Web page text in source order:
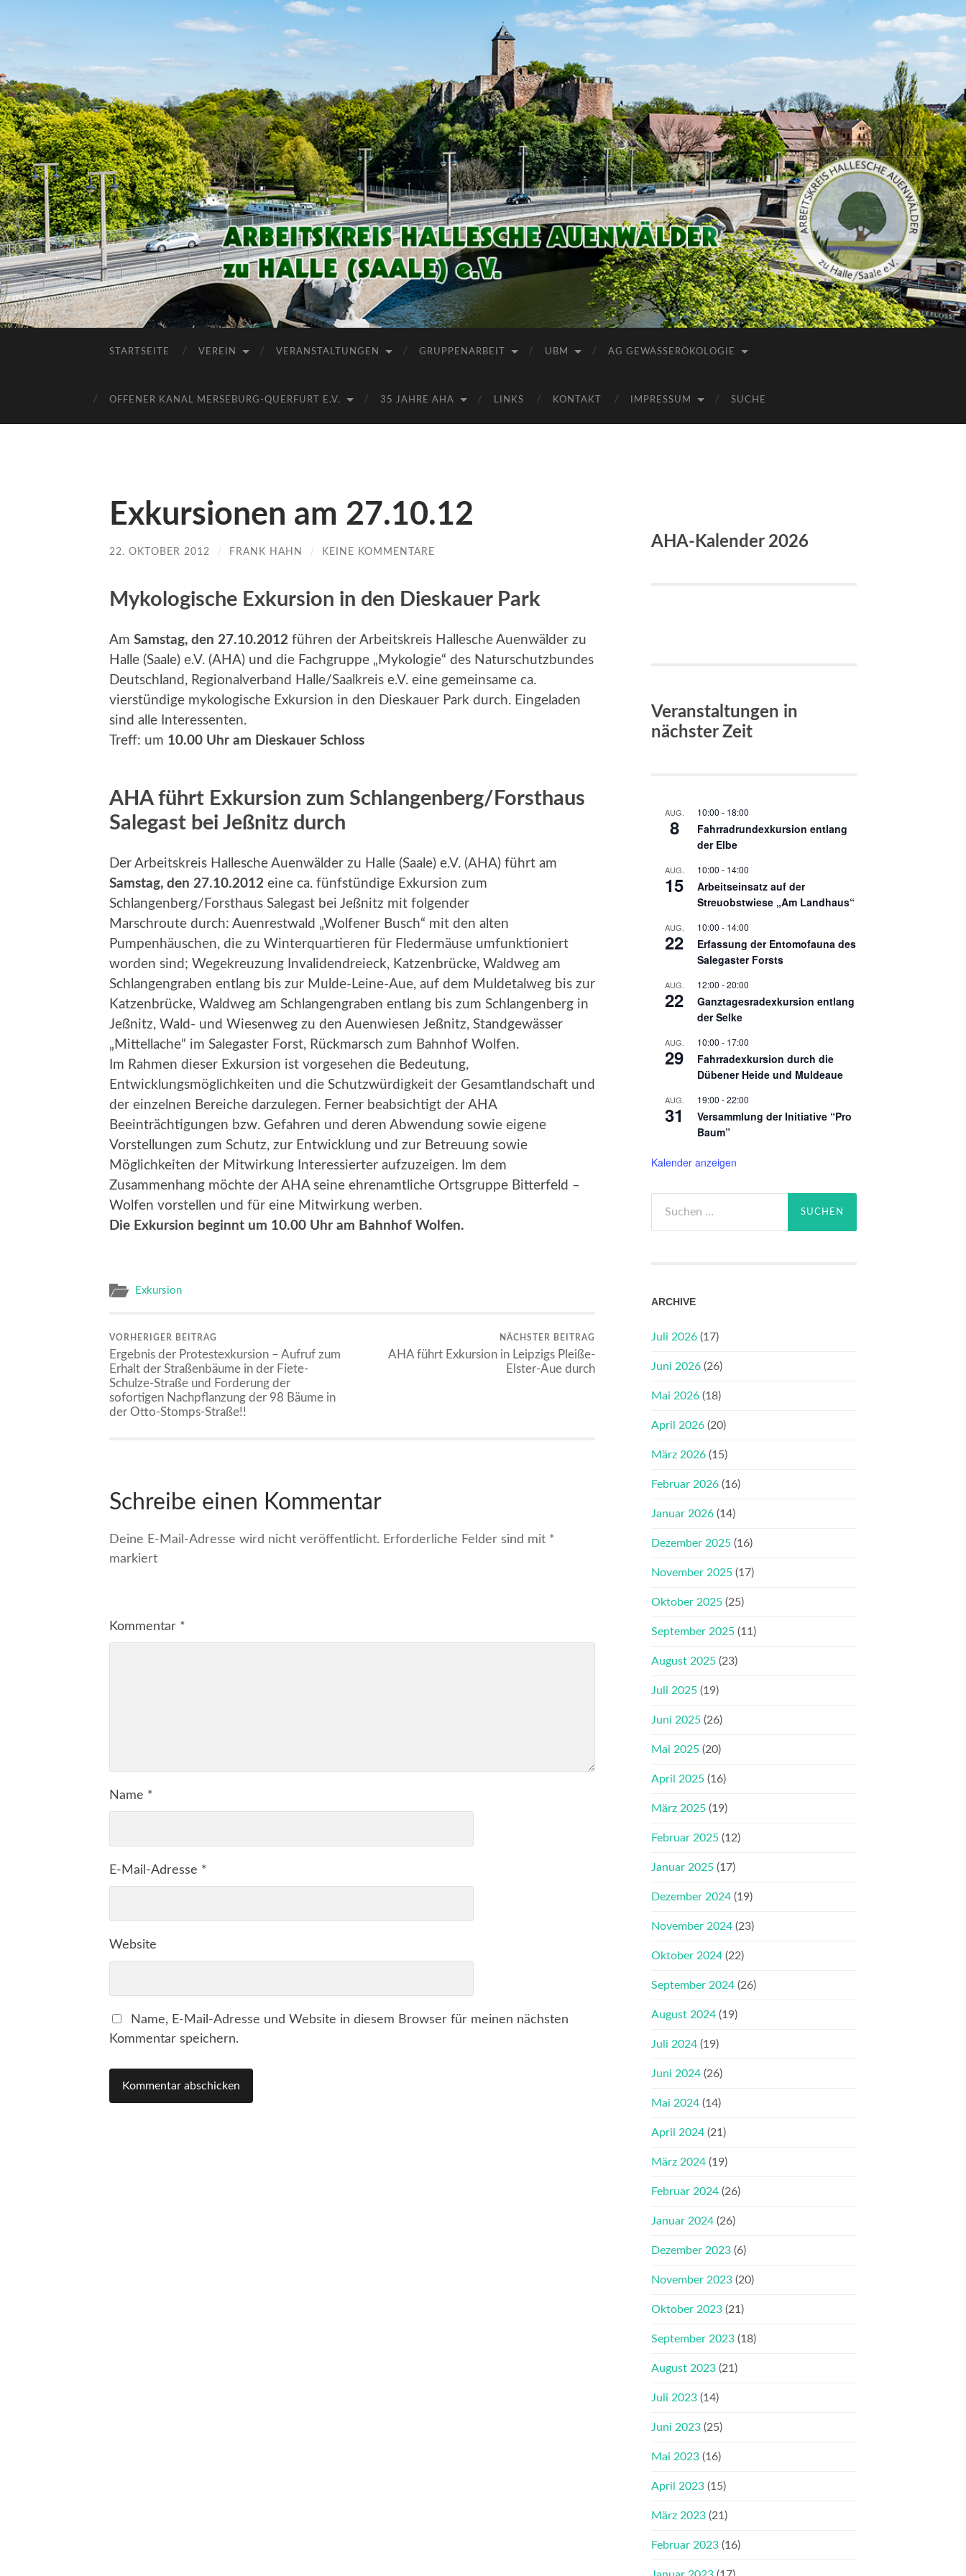
Arbeitskreis
Hallesche
Auenwälder
zu
Halle
e.V.
STARTSEITE VEREIN VERANSTALTUNGEN GRUPPENARBEIT UBM AG GEWÄSSERÖKOLOGIE
OFFENER KANAL MERSEBURG-QUERFURT E.V. 35 JAHRE AHA LINKS KONTAKT IMPRESSUM SUCHE
Exkursionen am 27.10.12
22. OKTOBER 2012 / FRANK HAHN / KEINE KOMMENTARE
Mykologische Exkursion in den Dieskauer Park
Am Samstag, den 27.10.2012 führen der Arbeitskreis Hallesche Auenwälder zu
Halle (Saale) e.V. (AHA) und die Fachgruppe „Mykologie“ des Naturschutzbundes
Deutschland, Regionalverband Halle/Saalkreis e.V. eine gemeinsame ca.
vierstündige mykologische Exkursion in den Dieskauer Park durch. Eingeladen
sind alle Interessenten.
Treff: um 10.00 Uhr am Dieskauer Schloss
AHA führt Exkursion zum Schlangenberg/Forsthaus
Salegast bei Jeßnitz durch
Der Arbeitskreis Hallesche Auenwälder zu Halle (Saale) e.V. (AHA) führt am
Samstag, den 27.10.2012 eine ca. fünfstündige Exkursion zum
Schlangenberg/Forsthaus Salegast bei Jeßnitz mit folgender
Marschroute durch: Auenrestwald „Wolfener Busch“ mit den alten
Pumpenhäuschen, die zu Winterquartieren für Fledermäuse umfunktioniert
worden sind; Wegekreuzung Invalidendreieck, Katzenbrücke, Waldweg am
Schlangengraben entlang bis zur Mulde-Leine-Aue, auf dem Muldetalweg bis zur
Katzenbrücke, Waldweg am Schlangengraben entlang bis zum Schlangenberg in
Jeßnitz, Wald- und Wiesenweg zu den Auenwiesen Jeßnitz, Standgewässer
„Mittellache“ im Salegaster Forst, Rückmarsch zum Bahnhof Wolfen.
Im Rahmen dieser Exkursion ist vorgesehen die Bedeutung,
Entwicklungsmöglichkeiten und die Schutzwürdigkeit der Gesamtlandschaft und
der einzelnen Bereiche darzulegen. Ferner beabsichtigt der AHA
Beeinträchtigungen bzw. Gefahren und deren Abwendung sowie eigene
Vorstellungen zum Schutz, zur Entwicklung und zur Betreuung sowie
Möglichkeiten der Mitwirkung Interessierter aufzuzeigen. Im dem
Zusammenhang möchte der AHA seine ehrenamtliche Ortsgruppe Bitterfeld –
Wolfen vorstellen und für eine Mitwirkung werben.
Die Exkursion beginnt um 10.00 Uhr am Bahnhof Wolfen.
Exkursion
VORHERIGER BEITRAG
Ergebnis der Protestexkursion – Aufruf zum
Erhalt der Straßenbäume in der Fiete-
Schulze-Straße und Forderung der
sofortigen Nachpflanzung der 98 Bäume in
der Otto-Stomps-Straße!!
NÄCHSTER BEITRAG
AHA führt Exkursion in Leipzigs Pleiße-
Elster-Aue durch
Schreibe einen Kommentar
Deine E-Mail-Adresse wird nicht veröffentlicht. Erforderliche Felder sind mit *
markiert
Kommentar *
Name *
E-Mail-Adresse *
Website
Name, E-Mail-Adresse und Website in diesem Browser für meinen nächsten
Kommentar speichern.
AHA-Kalender 2026
Veranstaltungen in
nächster Zeit
AUG.
8
10:00 - 18:00
Fahrradrundexkursion entlang
der Elbe
AUG.
15
10:00 - 14:00
Arbeitseinsatz auf der
Streuobstwiese „Am Landhaus“
AUG.
22
10:00 - 14:00
Erfassung der Entomofauna des
Salegaster Forsts
AUG.
22
12:00 -20:00
Ganztagesradexkursion entlang
der Selke
AUG.
29
10:00 - 17:00
Fahrradexkursion durch die
Dübener Heide und Muldeaue
AUG.
31
19:00 -22:00
Versammlung der Initiative “Pro
Baum”
Kalender anzeigen
nach:
ARCHIVE
Juli 2026 (17)
Juni 2026 (26)
Mai 2026 (18)
April 2026 (20)
März 2026 (15)
Februar 2026 (16)
Januar 2026 (14)
Dezember 2025 (16)
November 2025 (17)
Oktober 2025 (25)
September 2025 (11)
August 2025 (23)
Juli 2025 (19)
Juni 2025 (26)
Mai 2025 (20)
April 2025 (16)
März 2025 (19)
Februar 2025 (12)
Januar 2025 (17)
Dezember 2024 (19)
November 2024 (23)
Oktober 2024 (22)
September 2024 (26)
August 2024 (19)
Juli 2024 (19)
Juni 2024 (26)
Mai 2024 (14)
April 2024 (21)
März 2024 (19)
Februar 2024 (26)
Januar 2024 (26)
Dezember 2023 (6)
November 2023 (20)
Oktober 2023 (21)
September 2023 (18)
August 2023 (21)
Juli 2023 (14)
Juni 2023 (25)
Mai 2023 (16)
April 2023 (15)
März 2023 (21)
Februar 2023 (16)